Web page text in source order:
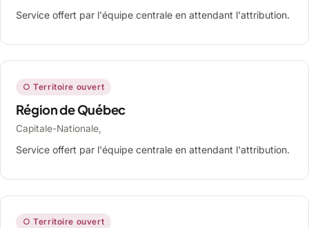
Service offert par l'équipe centrale en attendant l'attribution.
○ Territoire ouvert
Région de Québec
Capitale-Nationale,
Service offert par l'équipe centrale en attendant l'attribution.
○ Territoire ouvert